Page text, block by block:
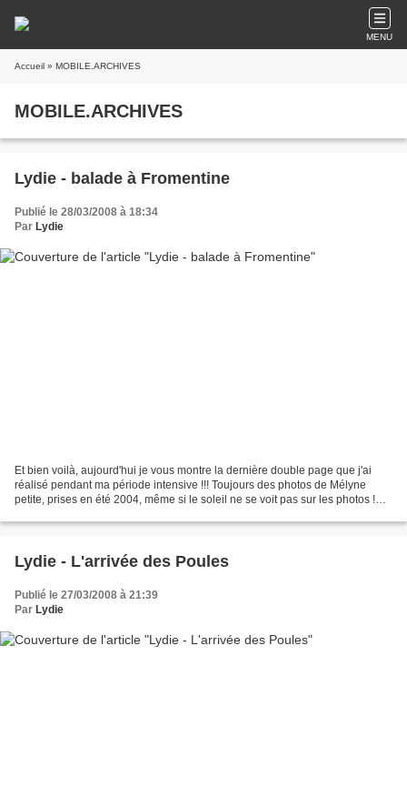
MENU
Accueil » MOBILE.ARCHIVES
MOBILE.ARCHIVES
Lydie - balade à Fromentine
Publié le 28/03/2008 à 18:34
Par Lydie
Et bien voilà, aujourd'hui je vous montre la dernière double page que j'ai
réalisé pendant ma période intensive !!! Toujours des photos de Mélyne
petite, prises en été 2004, même si le soleil ne se voit pas sur les photos !
Lydie - L'arrivée des Poules
Publié le 27/03/2008 à 21:39
Par Lydie